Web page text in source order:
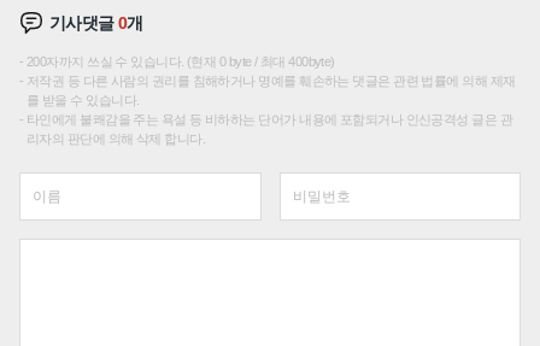
기사댓글0개
200자까지 쓰실 수 있습니다. (현재 0 byte / 최대 400byte)
저작권 등 다른 사람의 권리를 침해하거나 명예를 훼손하는 댓글은 관련 법률에 의해 제재
를 받을 수 있습니다.
타인에게 불쾌감을 주는 욕설 등 비하하는 단어가 내용에 포함되거나 인신공격성 글은 관
리자의 판단에 의해 삭제 합니다.